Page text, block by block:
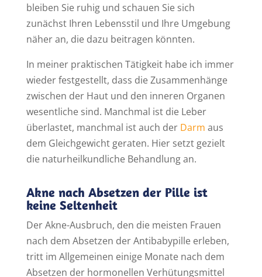
bleiben Sie ruhig und schauen Sie sich
zunächst Ihren Lebensstil und Ihre Umgebung
näher an, die dazu beitragen könnten.
In meiner praktischen Tätigkeit habe ich immer
wieder festgestellt, dass die Zusammenhänge
zwischen der Haut und den inneren Organen
wesentliche sind. Manchmal ist die Leber
überlastet, manchmal ist auch der Darm aus
dem Gleichgewicht geraten. Hier setzt gezielt
die naturheilkundliche Behandlung an.
Akne nach Absetzen der Pille ist
keine Seltenheit
Der Akne-Ausbruch, den die meisten Frauen
nach dem Absetzen der Antibabypille erleben,
tritt im Allgemeinen einige Monate nach dem
Absetzen der hormonellen Verhütungsmittel